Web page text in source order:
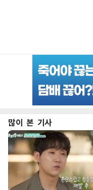
많이 본 기사